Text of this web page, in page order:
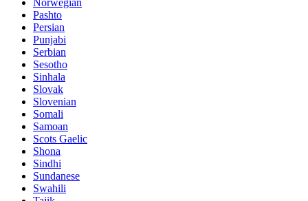
Norwegian
Pashto
Persian
Punjabi
Serbian
Sesotho
Sinhala
Slovak
Slovenian
Somali
Samoan
Scots Gaelic
Shona
Sindhi
Sundanese
Swahili